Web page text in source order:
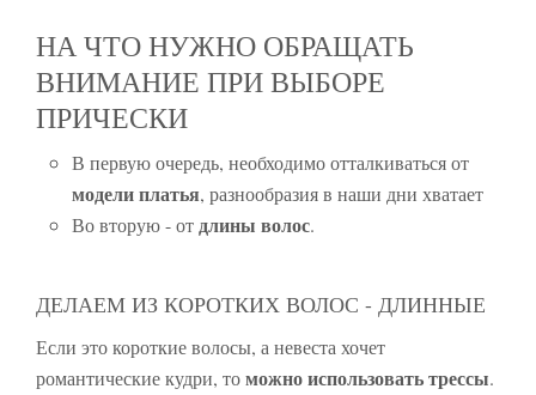
НА ЧТО НУЖНО ОБРАЩАТЬ
ВНИМАНИЕ ПРИ ВЫБОРЕ
ПРИЧЕСКИ
В первую очередь, необходимо отталкиваться от
модели платья, разнообразия в наши дни хватает
Во вторую - отдлины волос.
ДЕЛАЕМ ИЗ КОРОТКИХ ВОЛОС - ДЛИННЫЕ
Если это короткие волосы, а невеста хочет
романтические кудри, томожно использовать трессы.